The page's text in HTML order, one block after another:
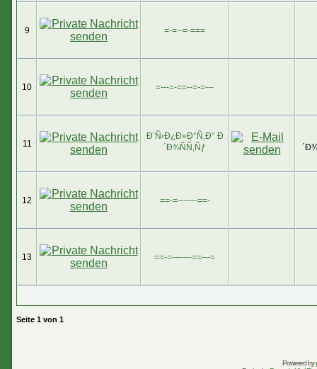
9 =-=--=-===
10 =---=-==--=-=---
11
Ð’Ñ‹Ð¿Ð»Ð°Ñ‚Ð° Ð
´Ð¾ÑÑ‚Ñƒ
12 ==-=-------==-
13 ==-=-------==---=
Seite 1 von 1
Powered by